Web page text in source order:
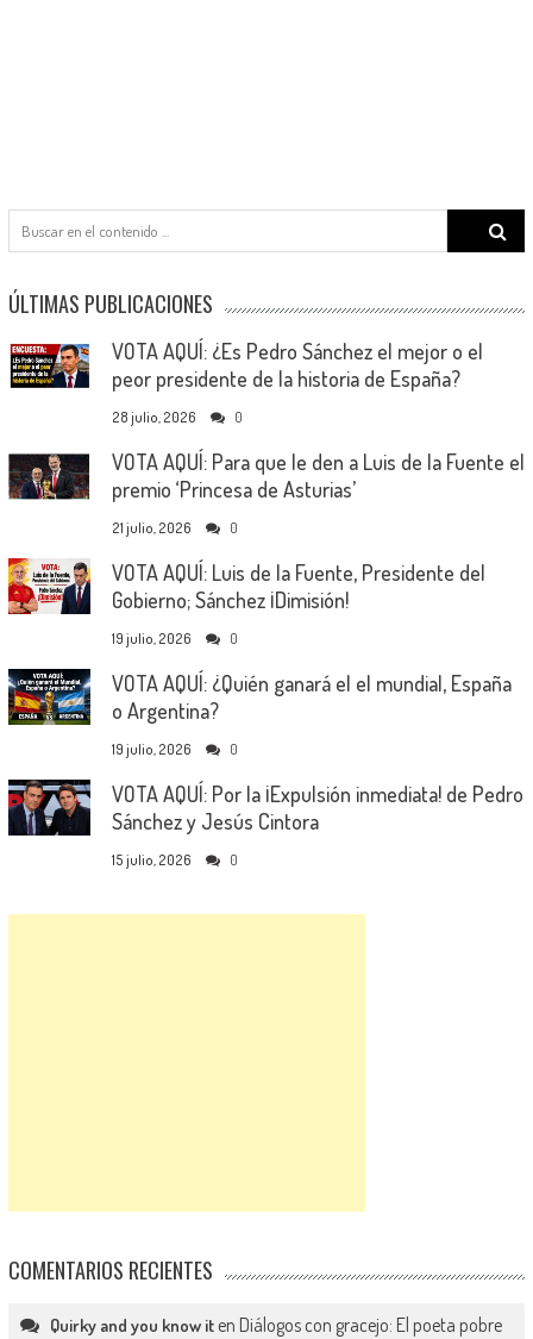
Search
for:
ÚLTIMAS PUBLICACIONES
VOTA AQUÍ: ¿Es Pedro Sánchez el mejor o el
peor presidente de la historia de España?
28 julio, 2026 0
VOTA AQUÍ: Para que le den a Luis de la Fuente el
premio ‘Princesa de Asturias’
21 julio, 2026 0
VOTA AQUÍ: Luis de la Fuente, Presidente del
Gobierno; Sánchez ¡Dimisión!
19 julio, 2026 0
VOTA AQUÍ: ¿Quién ganará el el mundial, España
o Argentina?
19 julio, 2026 0
VOTA AQUÍ: Por la ¡Expulsión inmediata! de Pedro
Sánchez y Jesús Cintora
15 julio, 2026 0
COMENTARIOS RECIENTES
Quirky and you know iten Diálogos con gracejo: El poeta pobre